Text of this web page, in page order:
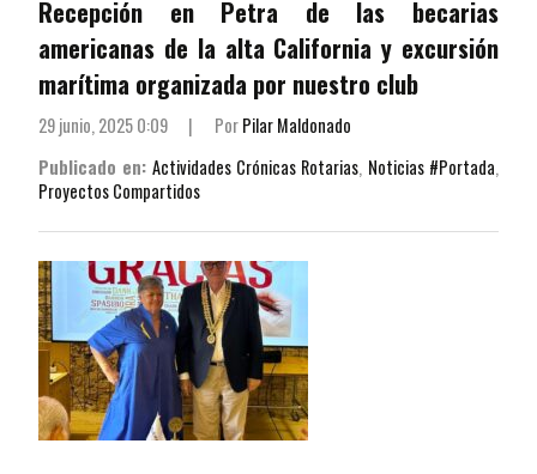
Recepción en Petra de las becarias
americanas de la alta California y excursión
marítima organizada por nuestro club
29 junio, 2025 0:09 | PorPilar Maldonado
Publicado en: Actividades Crónicas Rotarias, Noticias #Portada,
Proyectos Compartidos